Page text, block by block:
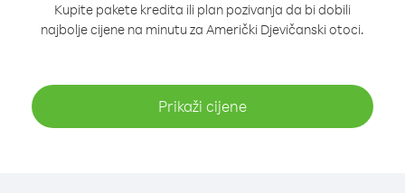
Kupite pakete kredita ili plan pozivanja da bi dobili
najbolje cijene na minutu za Američki Djevičanski otoci.
Prikaži cijene